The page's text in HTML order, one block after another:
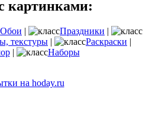
картинками:
Обои | Праздники |
текстуры | Раскраски |
| Наборы